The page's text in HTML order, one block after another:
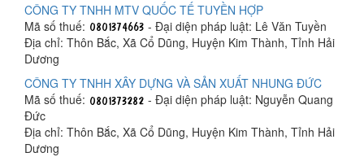
CÔNG TY TNHH MTV QUỐC TẾ TUYỀN HỢP
Mã số thuế:
- Đại diện pháp luật: Lê Văn Tuyền
Địa chỉ: Thôn Bắc, Xã Cổ Dũng, Huyện Kim Thành, Tỉnh Hải
Dương
CÔNG TY TNHH XÂY DỰNG VÀ SẢN XUẤT NHUNG ĐỨC
Mã số thuế:
- Đại diện pháp luật: Nguyễn Quang
Đức
Địa chỉ: Thôn Bắc, Xã Cổ Dũng, Huyện Kim Thành, Tỉnh Hải
Dương